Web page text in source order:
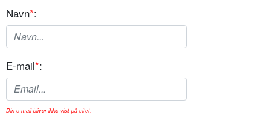
Navn*:
E-mail*:
Din e-mail bliver ikke vist på sitet.